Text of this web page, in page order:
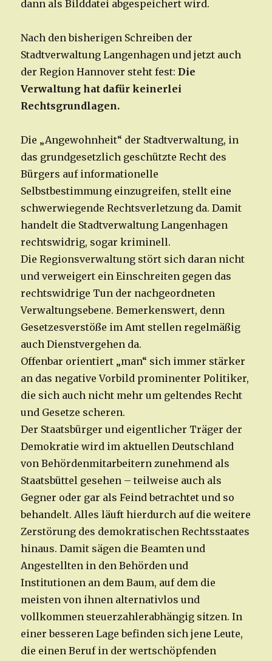
dann als Bilddatei abgespeichert wird.
Nach den bisherigen Schreiben der
Stadtverwaltung Langenhagen und jetzt auch
der Region Hannover steht fest:Die
Verwaltung hat dafür keinerlei
Rechtsgrundlagen.
Die „Angewohnheit“ der Stadtverwaltung, in
das grundgesetzlich geschützte Recht des
Bürgers auf informationelle
Selbstbestimmung einzugreifen, stellt eine
schwerwiegende Rechtsverletzung da. Damit
handelt die Stadtverwaltung Langenhagen
rechtswidrig, sogar kriminell.
Die Regionsverwaltung stört sich daran nicht
und verweigert ein Einschreiten gegen das
rechtswidrige Tun der nachgeordneten
Verwaltungsebene. Bemerkenswert, denn
Gesetzesverstöße im Amt stellen regelmäßig
auch Dienstvergehen da.
Offenbar orientiert „man“ sich immer stärker
an das negative Vorbild prominenter Politiker,
die sich auch nicht mehr um geltendes Recht
und Gesetze scheren.
Der Staatsbürger und eigentlicher Träger der
Demokratie wird im aktuellen Deutschland
von Behördenmitarbeitern zunehmend als
Staatsbüttel gesehen – teilweise auch als
Gegner oder gar als Feind betrachtet und so
behandelt. Alles läuft hierdurch auf die weitere
Zerstörung des demokratischen Rechtsstaates
hinaus. Damit sägen die Beamten und
Angestellten in den Behörden und
Institutionen an dem Baum, auf dem die
meisten von ihnen alternativlos und
vollkommen steuerzahlerabhängig sitzen. In
einer besseren Lage befinden sich jene Leute,
die einen Beruf in der wertschöpfenden